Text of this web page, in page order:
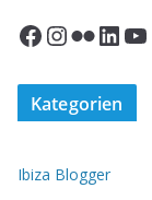
Facebook InstagramFlickr LinkedIn YouTube
Kategorien
Ibiza Blogger